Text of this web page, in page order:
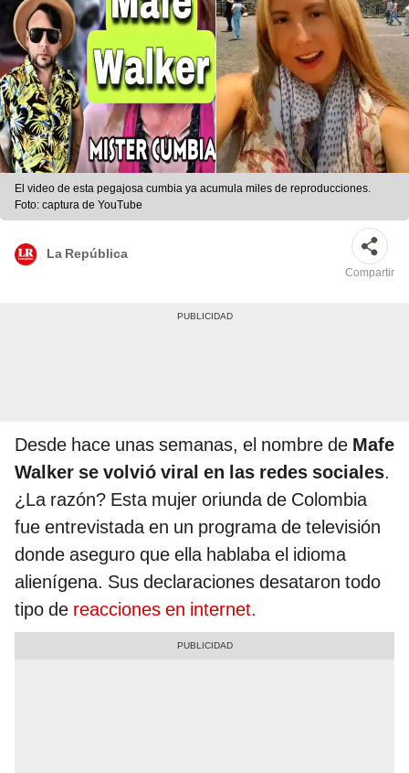
El video de esta pegajosa cumbia ya acumula miles de reproducciones.
Foto: captura de YouTube
La República
Compartir
Desde hace unas semanas, el nombre de Mafe
Walker se volvió viral en las redes sociales.
¿La razón? Esta mujer oriunda de Colombia
fue entrevistada en un programa de televisión
donde aseguro que ella hablaba el idioma
alienígena. Sus declaraciones desataron todo
tipo de reacciones en internet.